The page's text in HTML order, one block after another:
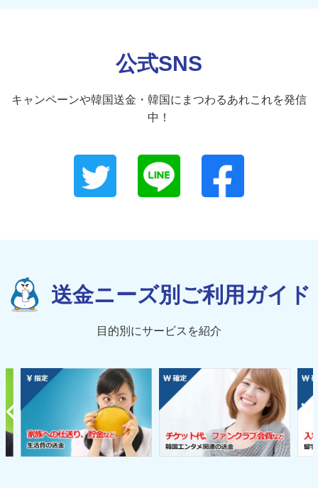
公式SNS
キャンペーンや韓国送金・韓国にまつわるあれこれを発信
中！
送金ニーズ別ご利用ガイド
目的別にサービスを紹介